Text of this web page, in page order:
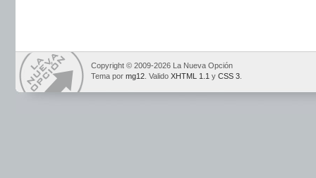
Copyright © 2009-2026 La Nueva Opción
Tema por mg12 . Valido XHTML 1.1 y CSS 3